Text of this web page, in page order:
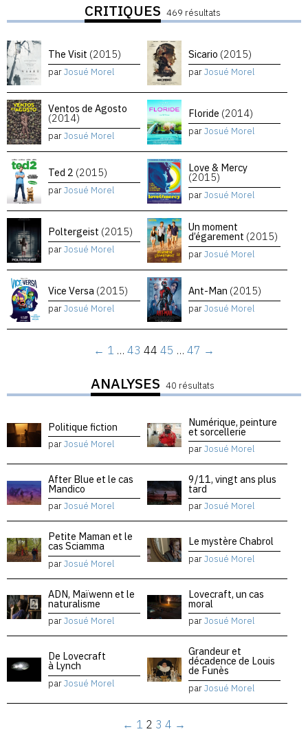
CRITIQUES 469 résultats
The Visit (2015)
parJosué Morel
Sicario (2015)
parJosué Morel
Ventos de Agosto
(2014)
parJosué Morel
Floride (2014)
parJosué Morel
Ted 2 (2015)
parJosué Morel
Love & Mercy
(2015)
parJosué Morel
Poltergeist (2015)
parJosué Morel
Un moment
d’égarement (2015)
parJosué Morel
Vice Versa (2015)
parJosué Morel
Ant-Man (2015)
parJosué Morel
← 1 … 43 44 45 … 47 →
ANALYSES 40 résultats
Politique fiction
parJosué Morel
Numérique, peinture
et sorcellerie
parJosué Morel
After Blue et le cas
Mandico
parJosué Morel
9/11, vingt ans plus
tard
parJosué Morel
Petite Maman et le
cas Sciamma
parJosué Morel
Le mystère Chabrol
parJosué Morel
ADN, Maïwenn et le
naturalisme
parJosué Morel
Lovecraft, un cas
moral
parJosué Morel
De Lovecraft
à Lynch
parJosué Morel
Grandeur et
décadence de Louis
de Funès
parJosué Morel
← 1 2 3 4 →